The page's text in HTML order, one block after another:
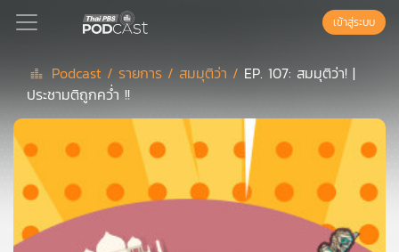
Podcast
เพล
ย์
ลิ
สต์
แนะนำ
เข้าสู่ระบบ
Podcast / รายการ /สมมุติว่า / EP. 107: สมมุติว่า! |
ประชามติถูกคว่ำ !!